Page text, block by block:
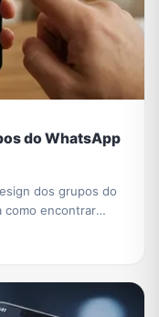
do WhatsApp
dos grupos do
como encontrar